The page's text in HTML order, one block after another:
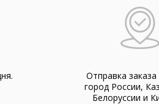
Отправка
город России,
Белоруссии и